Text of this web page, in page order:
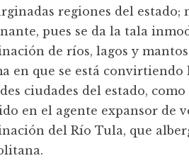
regiones del
pues se da la tala
de ríos, lagos y
en que se está
ciudades del estado,
en el agente expansor de
del Río Tula, que